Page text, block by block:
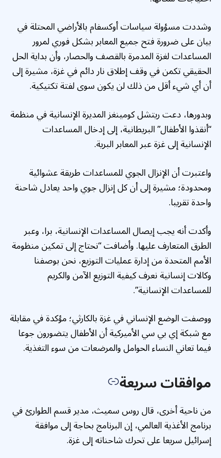
وشددت مسؤولة سياسات أوكسفام بالأراضي المحتلة في
بيان على ضرورة فتح جميع المعابر بشكل فوري لمرور
المساعدات لغزة المدمرة بالقصف والحصار، وأن بداية الحل
الحقيقي تكمن في وقف إطلاق نار دائم في غزة، مشيرة إلى
أن أي شيء أقل من ذلك لن يكون سوى لفتة تكتيكية.
وبدورها، دعت ريتشل كومينغز المديرة الإنسانية في منظمة
“أنقذوا الأطفال” البريطانية، إلى إدخال المساعدات
الإنسانية إلى غزة عبر المعابر البرية.
واعتبرت أن الإنزال الجوي للمساعدات طريقة عشوائية
ومحدودة؛ مشيرة إلى أن كل إنزال جوي واحد يعادل شاحنة
واحدة تقريبا.
وأكدت أنه يجب إيصال المساعدات الإنسانية، برا، وعبر
الطرق المتعارف عليها. وأضافت “نحتاج إلى تمكين منظومة
الأمم المتحدة من إدارة عمليات التوزيع، نحن بوصفنا
وكالات إنسانية نعرف كيفية التوزيع الآمن والكريم
للمساعدات الإنسانية”.
ووصفت الوضع الإنساني في غزة بالكارثي؛ مؤكدة في مقابلة
مع شبكة إي بي سي الأميركية أن الأطفال يتضورون جوعا
فيما تعاني النساء الحوامل والمرضعات من سوء التغذية.
موافقات سريعة
من ناحية أخرى، قال روس سميث، مدير قسم الطوارئ في
برنامج الأغذية العالمي، إن البرنامج بحاجة إلى موافقة
إسرائيل سريعا على تحرك شاحناته إلى غزة.